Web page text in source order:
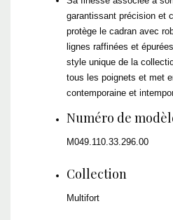
garantissant précision et
protège le cadran avec
lignes raffinées et
style unique de la
tous les poignets et met
contemporaine et
Numéro de
M049.110.33.296.00
Collection
Multifort